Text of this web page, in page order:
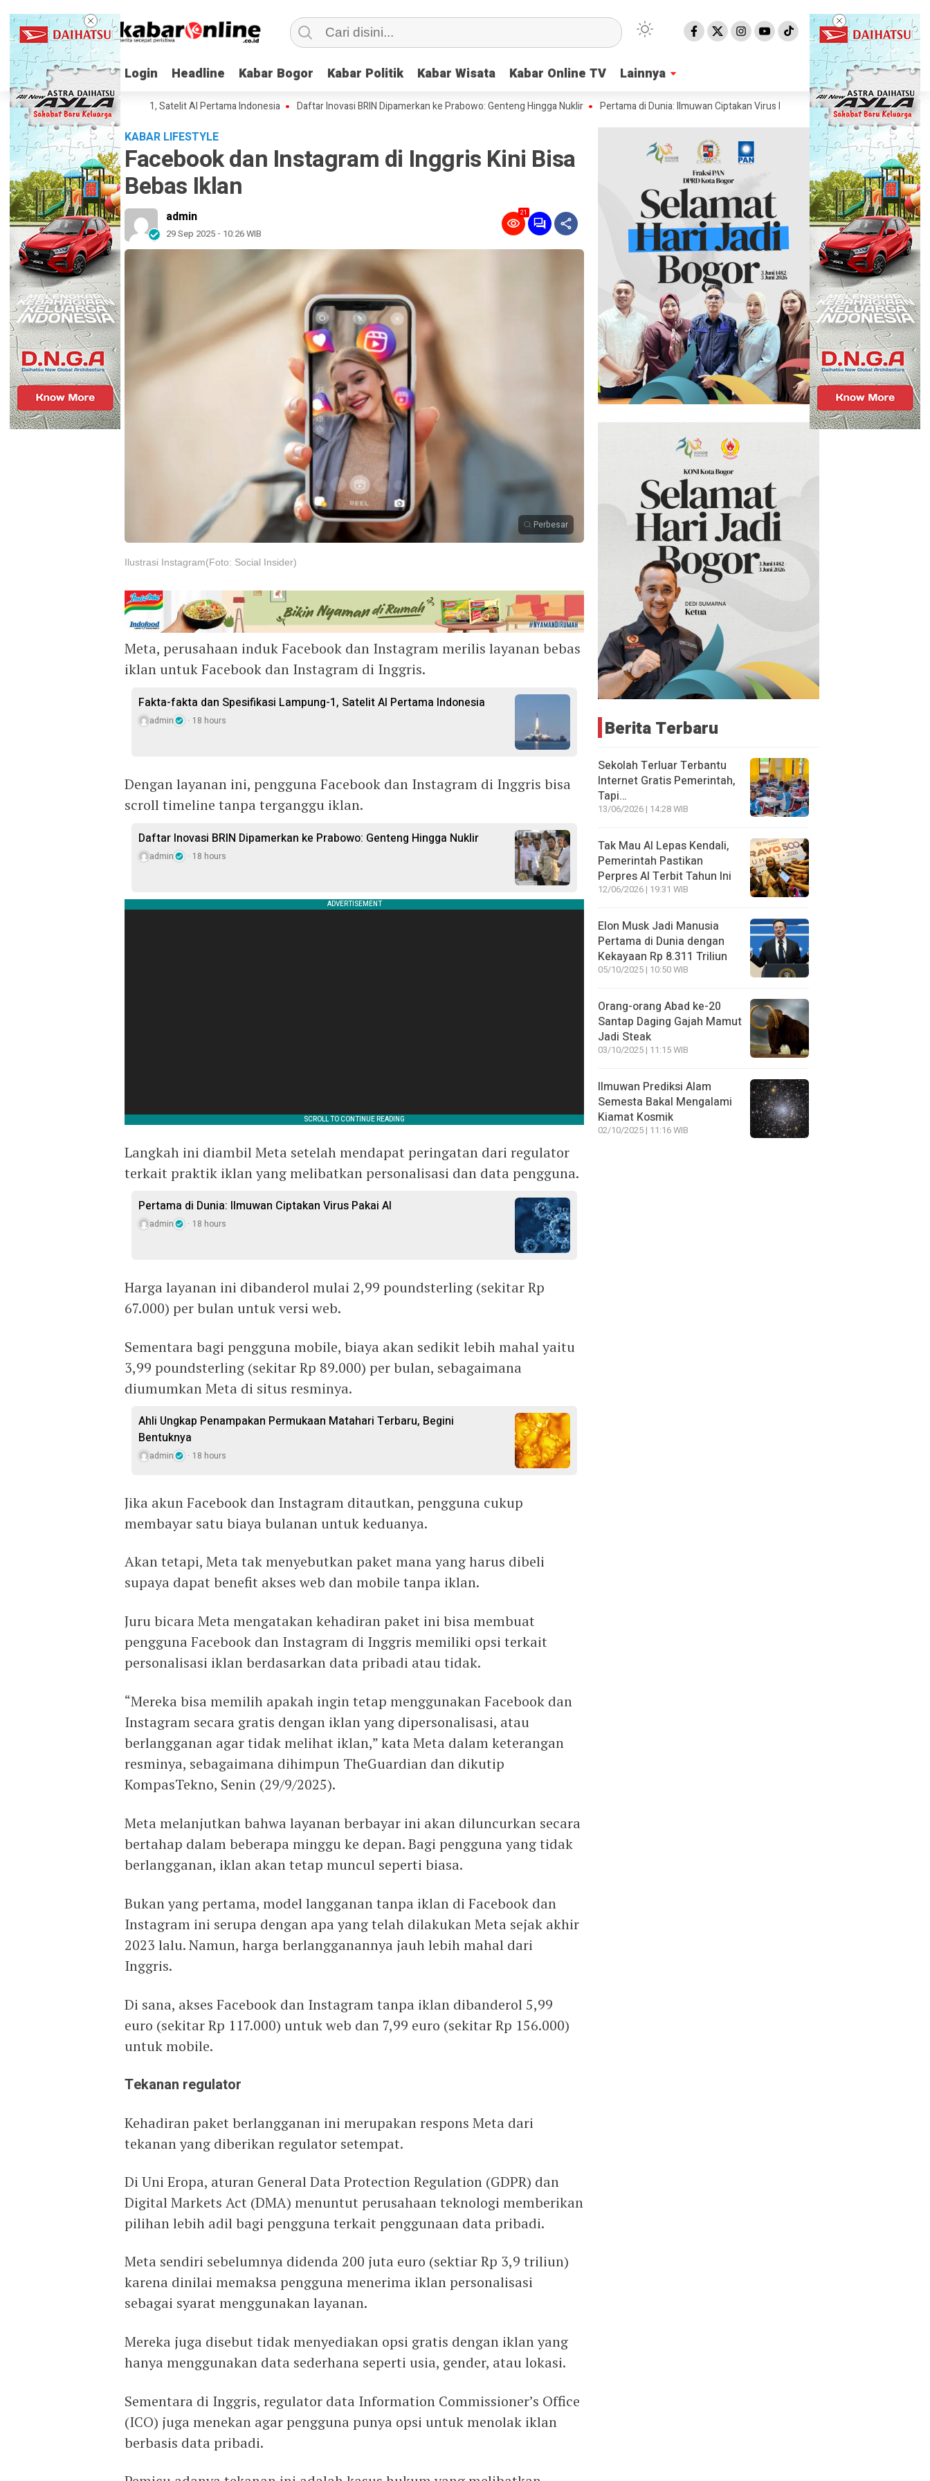
Login Headline Kabar Bogor Kabar Politik Kabar Wisata Kabar Online TV Lainnya
Login Headline Kabar Bogor Kabar Politik Kabar Wisata Kabar Online TV Lainnya
Spesifikasi Lampung-1, Satelit AI Pertama Indonesia Daftar Inovasi BRIN Dipamerkan ke Prabowo: Genteng Hingga Nuklir Pertama di Dunia: Ilmuwan Ciptakan Virus Pakai AI Ahli Ungkap Penampakan
KABAR LIFESTYLE
Facebook dan Instagram di Inggris Kini Bisa
Bebas Iklan
admin
29 Sep 2025 - 10:26 WIB
21
Perbesar
Ilustrasi Instagram(Foto: Social Insider)
Meta, perusahaan induk Facebook dan Instagram merilis layanan bebas
iklan untuk Facebook dan Instagram di Inggris.
Fakta-fakta dan Spesifikasi Lampung-1, Satelit AI Pertama Indonesia
admin 18 hours
Dengan layanan ini, pengguna Facebook dan Instagram di Inggris bisa
scroll timeline tanpa terganggu iklan.
Daftar Inovasi BRIN Dipamerkan ke Prabowo: Genteng Hingga Nuklir
admin 18 hours
Langkah ini diambil Meta setelah mendapat peringatan dari regulator
terkait praktik iklan yang melibatkan personalisasi dan data pengguna.
Pertama di Dunia: Ilmuwan Ciptakan Virus Pakai AI
admin 18 hours
Harga layanan ini dibanderol mulai 2,99 poundsterling (sekitar Rp
67.000) per bulan untuk versi web.
Sementara bagi pengguna mobile, biaya akan sedikit lebih mahal yaitu
3,99 poundsterling (sekitar Rp 89.000) per bulan, sebagaimana
diumumkan Meta di situs resminya.
Ahli Ungkap Penampakan Permukaan Matahari Terbaru, Begini
Bentuknya
admin 18 hours
Jika akun Facebook dan Instagram ditautkan, pengguna cukup
membayar satu biaya bulanan untuk keduanya.
Akan tetapi, Meta tak menyebutkan paket mana yang harus dibeli
supaya dapat benefit akses web dan mobile tanpa iklan.
Juru bicara Meta mengatakan kehadiran paket ini bisa membuat
pengguna Facebook dan Instagram di Inggris memiliki opsi terkait
personalisasi iklan berdasarkan data pribadi atau tidak.
“Mereka bisa memilih apakah ingin tetap menggunakan Facebook dan
Instagram secara gratis dengan iklan yang dipersonalisasi, atau
berlangganan agar tidak melihat iklan,” kata Meta dalam keterangan
resminya, sebagaimana dihimpun TheGuardian dan dikutip
KompasTekno, Senin (29/9/2025).
Meta melanjutkan bahwa layanan berbayar ini akan diluncurkan secara
bertahap dalam beberapa minggu ke depan. Bagi pengguna yang tidak
berlangganan, iklan akan tetap muncul seperti biasa.
Bukan yang pertama, model langganan tanpa iklan di Facebook dan
Instagram ini serupa dengan apa yang telah dilakukan Meta sejak akhir
2023 lalu. Namun, harga berlangganannya jauh lebih mahal dari
Inggris.
Di sana, akses Facebook dan Instagram tanpa iklan dibanderol 5,99
euro (sekitar Rp 117.000) untuk web dan 7,99 euro (sekitar Rp 156.000)
untuk mobile.
Tekanan regulator
Kehadiran paket berlangganan ini merupakan respons Meta dari
tekanan yang diberikan regulator setempat.
Di Uni Eropa, aturan General Data Protection Regulation (GDPR) dan
Digital Markets Act (DMA) menuntut perusahaan teknologi memberikan
pilihan lebih adil bagi pengguna terkait penggunaan data pribadi.
Meta sendiri sebelumnya didenda 200 juta euro (sektiar Rp 3,9 triliun)
karena dinilai memaksa pengguna menerima iklan personalisasi
sebagai syarat menggunakan layanan.
Mereka juga disebut tidak menyediakan opsi gratis dengan iklan yang
hanya menggunakan data sederhana seperti usia, gender, atau lokasi.
Sementara di Inggris, regulator data Information Commissioner’s Office
(ICO) juga menekan agar pengguna punya opsi untuk menolak iklan
berbasis data pribadi.
Berita Terbaru
Sekolah Terluar Terbantu
Internet Gratis Pemerintah,
Tapi…
13/06/2026 | 14:28 WIB
Tak Mau AI Lepas Kendali,
Pemerintah Pastikan
Perpres AI Terbit Tahun Ini
12/06/2026 | 19:31 WIB
Elon Musk Jadi Manusia
Pertama di Dunia dengan
Kekayaan Rp 8.311 Triliun
05/10/2025 | 10:50 WIB
Orang-orang Abad ke-20
Santap Daging Gajah Mamut
Jadi Steak
03/10/2025 | 11:15 WIB
Ilmuwan Prediksi Alam
Semesta Bakal Mengalami
Kiamat Kosmik
02/10/2025 | 11:16 WIB